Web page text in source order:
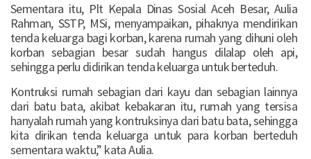
Sementara itu, Plt Kepala Dinas Sosial Aceh Besar, Aulia
Rahman, SSTP, MSi, menyampaikan, pihaknya mendirikan
tenda keluarga bagi korban, karena rumah yang dihuni oleh
korban sebagian besar sudah hangus dilalap oleh api,
sehingga perlu didirikan tenda keluarga untuk berteduh.
Kontruksi rumah sebagian dari kayu dan sebagian lainnya
dari batu bata, akibat kebakaran itu, rumah yang tersisa
hanyalah rumah yang kontruksinya dari batu bata, sehingga
kita dirikan tenda keluarga untuk para korban berteduh
sementara waktu,” kata Aulia.